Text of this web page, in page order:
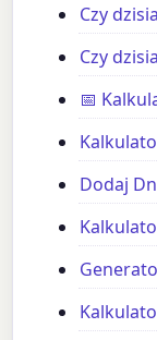
Czy
Czy
📅
Dodaj